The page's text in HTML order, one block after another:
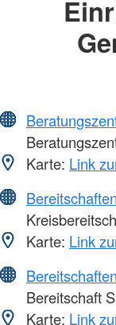
Karte: Link
Karte: Link
Bereitschaft
Karte: Link